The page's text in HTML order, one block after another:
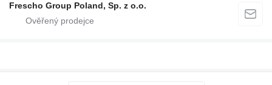
Frescho Group Poland, Sp. z o.o.